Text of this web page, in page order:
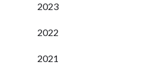
2023
2022
2021